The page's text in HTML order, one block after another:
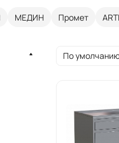
МЕДИН Промет
По